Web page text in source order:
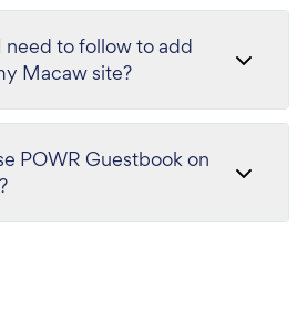
need to follow to add
Macaw site?
POWR Guestbook on